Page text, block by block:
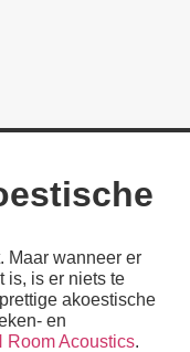
Maar wanneer er
is, is er niets te
akoestische
en
Room Acoustics.